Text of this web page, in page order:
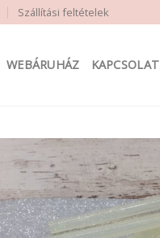
Szállítási feltételek
WEBÁRUHÁZ KAPCSOLAT